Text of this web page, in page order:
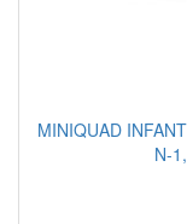
MINIQUAD
N-